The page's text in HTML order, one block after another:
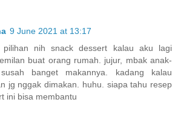
9 June 2021 at 13:17
nih snack dessert kalau aku lagi
buat orang rumah. jujur, mbak anak-
banget makannya. kadang kalau
jg nggak dimakan. huhu. siapa tahu resep
ini bisa membantu